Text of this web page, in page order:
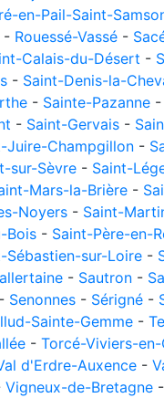
en-Pail-Saint-
- Rouessé-Vassé -
Calais-du-Désert -
- Saint-Denis-la-
- Sainte-Pazanne
- Saint-Gervais -
Juire-Champgillon -
sur-Sèvre - Saint-
Mars-la-Brière -
Noyers - Saint-
Bois - Saint-Père-en-
Sébastien-sur-Loire -
- Sautron -
- Senonnes - Sérigné -
Sainte-Gemme -
- Torcé-Viviers-en-
d'Erdre-Auxence -
Vigneux-de-Bretagne